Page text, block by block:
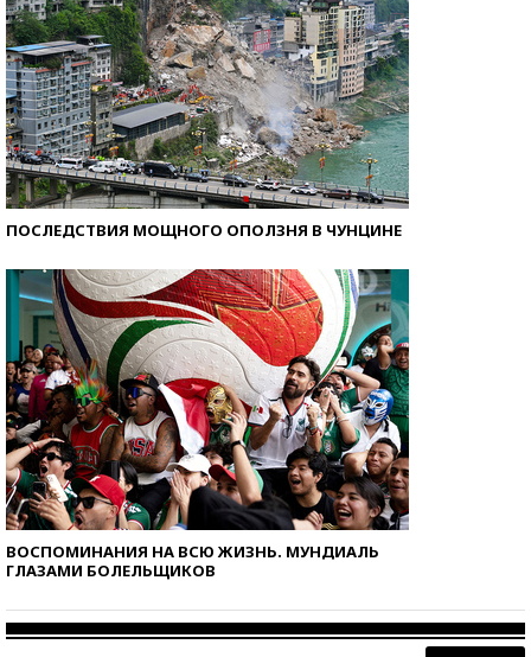
ПОСЛЕДСТВИЯ МОЩНОГО ОПОЛЗНЯ В ЧУНЦИНЕ
ВОСПОМИНАНИЯ НА ВСЮ ЖИЗНЬ. МУНДИАЛЬ
ГЛАЗАМИ БОЛЕЛЬЩИКОВ